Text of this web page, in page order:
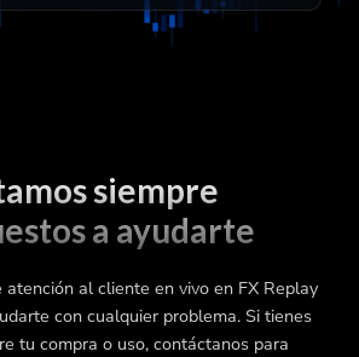
siempre
a ayudarte
atención al cliente en vivo en FX Replay
con cualquier problema. Si tienes
tu compra o uso, contáctanos para